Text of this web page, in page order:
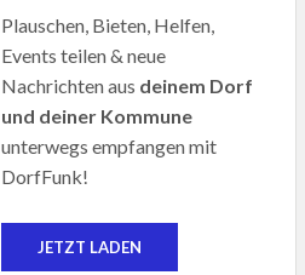
Plauschen, Bieten, Helfen,
Events teilen & neue
Nachrichten aus deinem Dorf
und deiner Kommune
unterwegs empfangen mit
DorfFunk!
JETZT LADEN